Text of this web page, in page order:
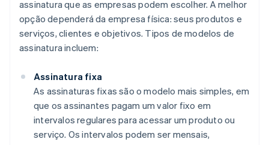
assinatura que as empresas podem escolher. A melhor
opção dependerá da empresa física: seus produtos e
serviços, clientes e objetivos. Tipos de modelos de
assinatura incluem:
Assinatura fixa
As assinaturas fixas são o modelo mais simples, em
que os assinantes pagam um valor fixo em
intervalos regulares para acessar um produto ou
serviço. Os intervalos podem ser mensais,